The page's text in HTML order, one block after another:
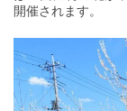
開催されます。